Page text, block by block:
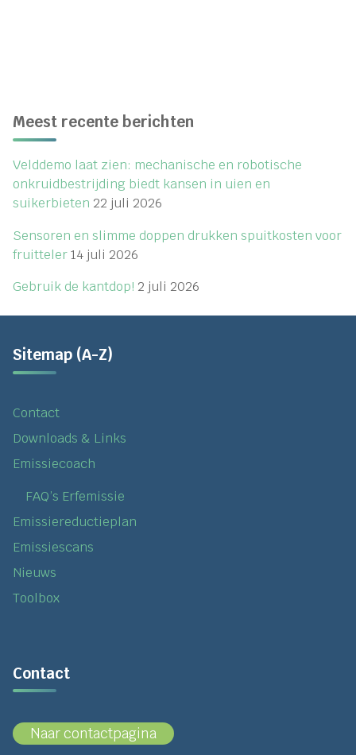
Meest recente berichten
Velddemo laat zien: mechanische en robotische
onkruidbestrijding biedt kansen in uien en
suikerbieten 22 juli 2026
Sensoren en slimme doppen drukken spuitkosten voor
fruitteler14 juli 2026
Gebruik de kantdop! 2 juli 2026
Sitemap (A-Z)
Contact
Downloads & Links
Emissiecoach
FAQ’s Erfemissie
Emissiereductieplan
Emissiescans
Nieuws
Toolbox
Contact
Naar contactpagina